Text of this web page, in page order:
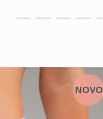
NOVO